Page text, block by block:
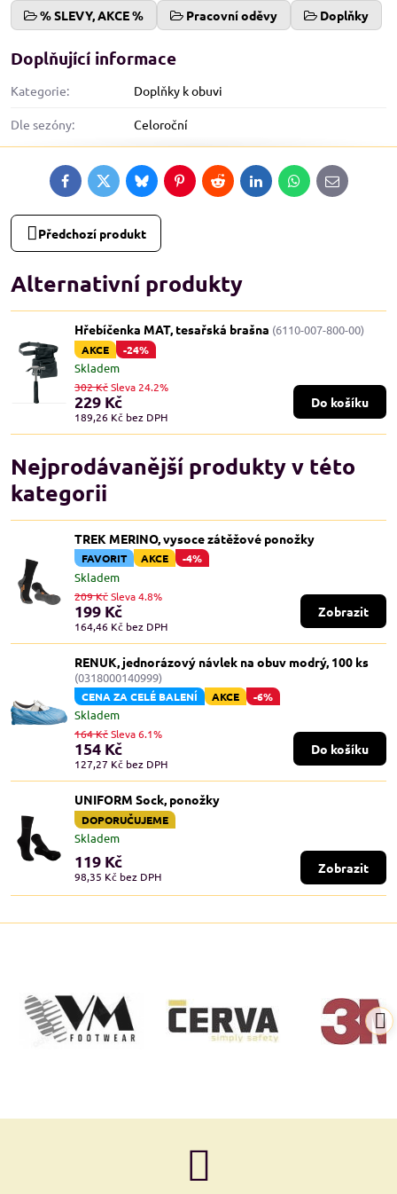
% SLEVY, AKCE % Pracovní oděvy Doplňky
Doplňující informace
Kategorie: Doplňky k obuvi
Dle sezóny: Celoroční
FacebookTwitterBlueskyPinterestRedditLinkedInWhatsApp
E-
mail
Předchozí produkt
Alternativní produkty
Hřebíčenka MAT, tesařská brašna (6110-007-800-00)
AKCE -24%
Skladem
229 Kč
189,26 Kč bez DPH
302 KčSleva 24.2%
Do košíku
Nejprodávanější produkty v této
kategorii
TREK MERINO, vysoce zátěžové ponožky
FAVORIT AKCE -4%
Skladem
199 Kč
164,46 Kč bez DPH
209 KčSleva 4.8%
Zobrazit
RENUK, jednorázový návlek na obuv modrý, 100 ks
(0318000140999)
CENA ZA CELÉ BALENÍ AKCE -6%
Skladem
154 Kč
127,27 Kč bez DPH
164 KčSleva 6.1%
Do košíku
UNIFORM Sock, ponožky
DOPORUČUJEME
Skladem
119 Kč
98,35 Kč bez DPH
Zobrazit